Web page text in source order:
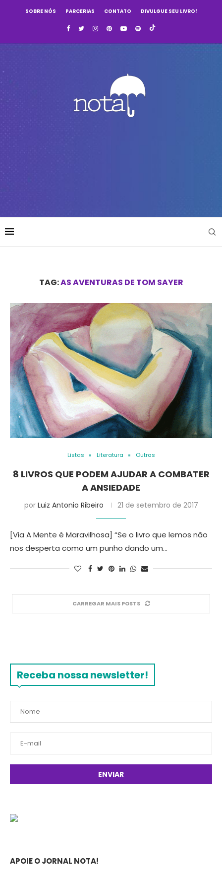
SOBRE NÓS PARCERIAS CONTATO DIVULGUE SEU LIVRO!
TAG:AS AVENTURAS DE TOM SAYER
Listas Literatura Outras
8 LIVROS QUE PODEM AJUDAR A COMBATER
A ANSIEDADE
por Luiz Antonio Ribeiro 21 de setembro de 2017
[Via A Mente é Maravilhosa] “Se o livro que lemos não
nos desperta como um punho dando um…
CARREGAR MAIS POSTS
Receba nossa newsletter!
APOIE O JORNAL NOTA!